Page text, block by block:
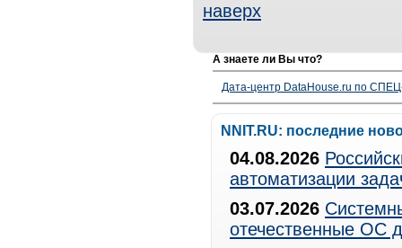
наверх
А знаете ли Вы что?
Дата-центр DataHouse.ru по
NNIT.RU: последние
04.08.2026
автоматизации
03.07.2026
отечественные ОС